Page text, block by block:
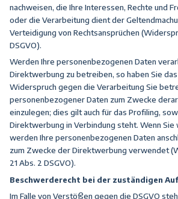
nachweisen, die Ihre Interessen, Rechte und
oder die Verarbeitung dient der
Verteidigung von Rechtsansprüchen
DSGVO).
Werden Ihre personenbezogenen Daten
Direktwerbung zu betreiben, so haben Sie
Widerspruch gegen die Verarbeitung Sie
personenbezogener Daten zum Zwecke
einzulegen; dies gilt auch für das Profiling,
Direktwerbung in Verbindung steht. Wenn Sie
werden Ihre personenbezogenen Daten
zum Zwecke der Direktwerbung verwendet
21 Abs. 2 DSGVO).
Beschwerderecht bei der zuständigen
Im Falle von Verstößen gegen die DSGVO